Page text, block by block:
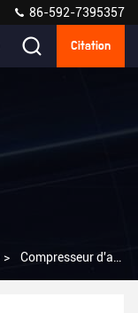
86-592-7395357
Citation
> Compresseur d'air